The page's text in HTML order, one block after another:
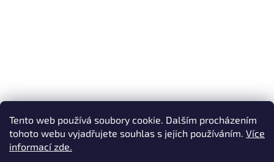
Tento web používá soubory cookie. Dalším procházením
tohoto webu vyjadřujete souhlas s jejich používáním. Více
informací zde.